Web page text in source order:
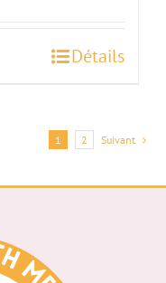
Détails
1 2 Suivant